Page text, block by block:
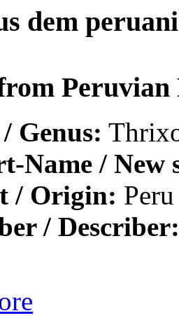
dem
Peruvian
Genus:
Name / New
/ Origin: Peru
/ Describer: